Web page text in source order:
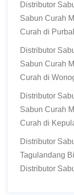
Distributor
Sabun Curah
Curah di
Distributor
Sabun Curah
Curah di
Distributor
Sabun Curah
Curah di
Distributor
Tagulandang
Distributor